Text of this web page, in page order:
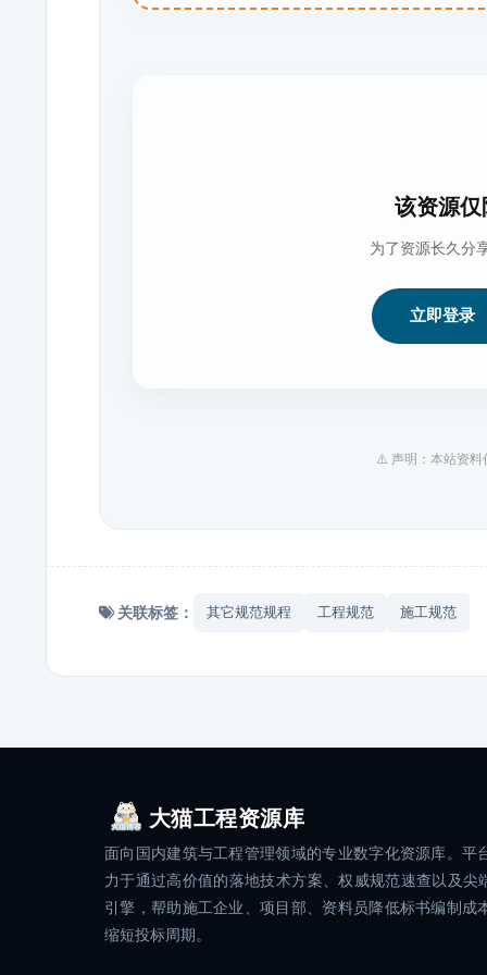
该资源
为了资源长久分
立即登录
⚠️ 声明：本站资料
关联标签： 其它规范规程 工程规范 施工规范
大猫工程资源库
面向国内建筑与工程管理领域的专业数字化资源库。平
力于通过高价值的落地技术方案、权威规范速查以及尖
引擎，帮助施工企业、项目部、资料员降低标书编制成
缩短投标周期。